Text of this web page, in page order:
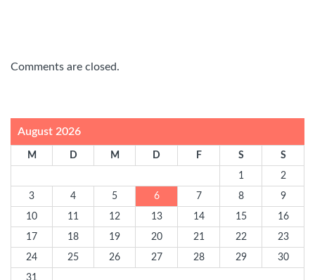
Comments are closed.
August 2026
M D M D F S S
1 2
3 4 5 6 7 8 9
10 11 12 13 14 15 16
17 18 19 20 21 22 23
24 25 26 27 28 29 30
31